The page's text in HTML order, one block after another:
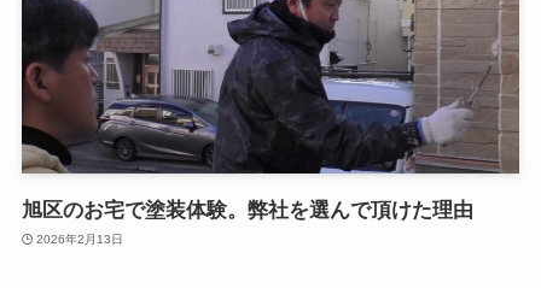
旭区のお宅で塗装体験。弊社を選んで頂けた理由
2026年2月13日